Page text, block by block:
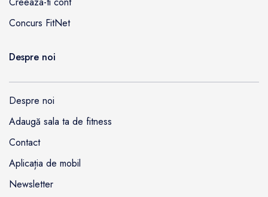
Concurs FitNet
Despre noi
Despre noi
Adaugă sala ta de fitness
Contact
Aplicația de mobil
Newsletter